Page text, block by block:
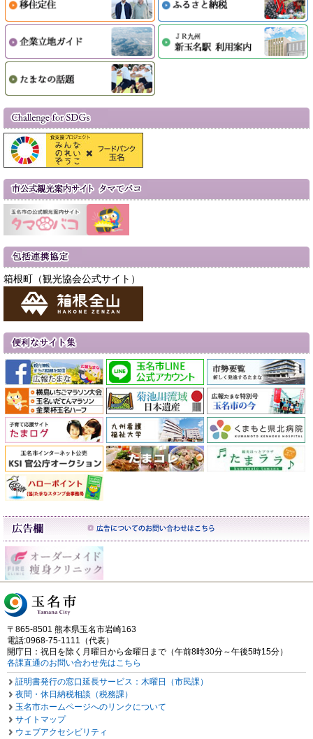
箱根町（観光協会公式サイト）
〒865-8501 熊本県玉名市岩崎163
電話:0968-75-1111（代表）
開庁日：祝日を除く月曜日から金曜日まで（午前8時30分～午後5時15分）
各課直通のお問い合わせ先はこちら
証明書発行の窓口延長サービス：木曜日（市民課）
夜間・休日納税相談（税務課）
玉名市ホームページへのリンクについて
サイトマップ
ウェブアクセシビリティ